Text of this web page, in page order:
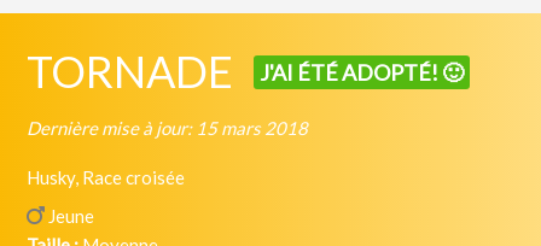
TORNADE J'AI ÉTÉ ADOPTÉ! 🙂
Dernière mise à jour: 15 mars 2018
Husky, Race croisée
Jeune